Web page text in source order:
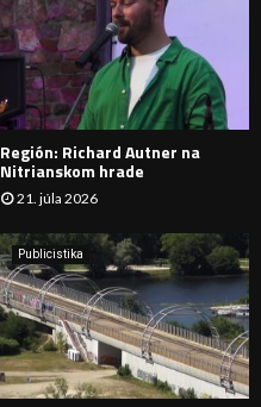
D
A
N
I
E
Región: Richard Autner na
Nitrianskom hrade
21. júla 2026
Publicistika